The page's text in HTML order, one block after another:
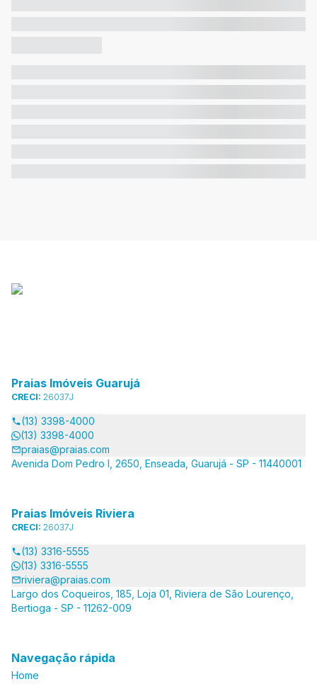
Praias Imóveis Guarujá
CRECI: 26037J
(13) 3398-4000
(13) 3398-4000
praias@praias.com
Avenida Dom Pedro I, 2650, Enseada, Guarujá - SP - 11440001
Praias Imóveis Riviera
CRECI: 26037J
(13) 3316-5555
(13) 3316-5555
riviera@praias.com
Largo dos Coqueiros, 185, Loja 01, Riviera de São Lourenço,
Bertioga - SP - 11262-009
Navegação rápida
Home